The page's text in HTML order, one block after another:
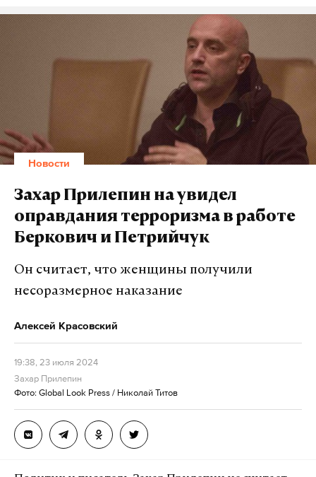
Новости
Захар Прилепин на увидел
оправдания терроризма в работе
Беркович и Петрийчук
Он считает, что женщины получили
несоразмерное наказание
Алексей Красовский
19:38, 23 июля 2024
Захар Прилепин
Фото: Global Look Press / Николай Титов